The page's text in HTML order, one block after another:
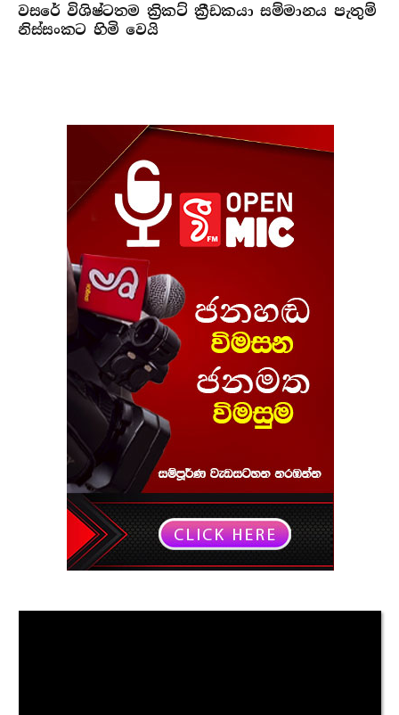
වසරේ විශිෂ්ටතම ක්‍රිකට් ක්‍රීඩකයා සම්මානය පැතුම්
නිස්සංකට හිමි වෙයි